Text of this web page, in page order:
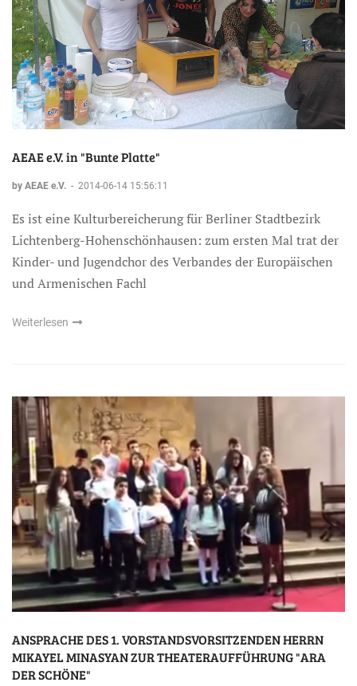
AEAE e.V. in "Bunte Platte"
by AEAE e.V. - 2014-06-14 15:56:11
Es ist eine Kulturbereicherung für Berliner Stadtbezirk
Lichtenberg-Hohenschönhausen: zum ersten Mal trat der
Kinder- und Jugendchor des Verbandes der Europäischen
und Armenischen Fachl
Weiterlesen
ANSPRACHE DES 1. VORSTANDSVORSITZENDEN HERRN
MIKAYEL MINASYAN ZUR THEATERAUFFÜHRUNG "ARA
DER SCHÖNE"